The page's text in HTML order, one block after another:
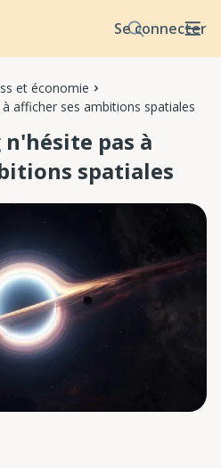
Se connecter
et économie
afficher ses ambitions spatiales
pas à
spatiales